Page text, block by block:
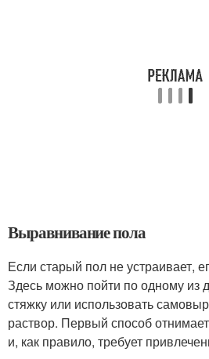
Выравнивание пола
Если старый пол не устраивает,
Здесь можно пойти по одному из
стяжку или использовать
раствор. Первый способ
и, как правило, требует